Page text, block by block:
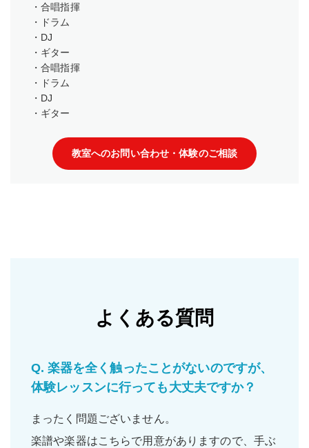
・合唱指揮
・ドラム
・DJ
・ギター
・合唱指揮
・ドラム
・DJ
・ギター
教室へのお問い合わせ・体験のご相談
よくある質問
Q. 楽器を全く触ったことがないのですが、
体験レッスンに行っても大丈夫ですか？
まったく問題ございません。
楽譜や楽器はこちらで用意がありますので、手ぶ